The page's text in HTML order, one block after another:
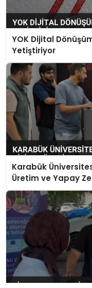
YOK Dijital
Yetiştiriyor
Karabük
Üretim ve Yapay